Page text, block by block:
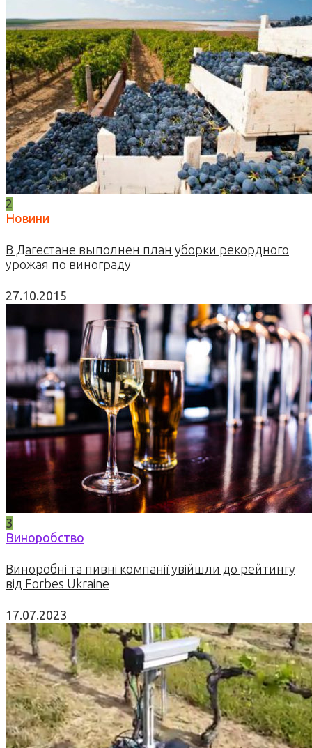
2
Новини
В Дагестане выполнен план уборки рекордного
урожая по винограду
27.10.2015
3
Виноробство
Виноробні та пивні компанії увійшли до рейтингу
від Forbes Ukraine
17.07.2023